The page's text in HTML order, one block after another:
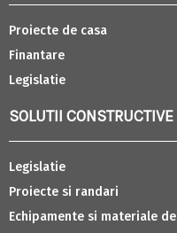
Proiecte de casa
Finantare
Legislatie
SOLUTII CONSTRUCTIVE
Legislatie
Proiecte si randari
Echipamente si materiale